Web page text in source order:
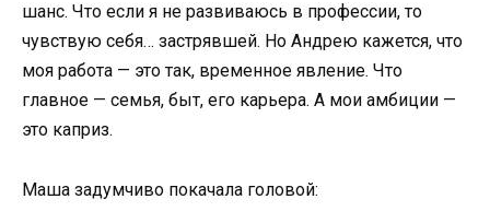
шанс. Что если я не развиваюсь в профессии, то
чувствую себя… застрявшей. Но Андрею кажется, что
моя работа — это так, временное явление. Что
главное — семья, быт, его карьера. А мои амбиции —
это каприз.
Маша задумчиво покачала головой: